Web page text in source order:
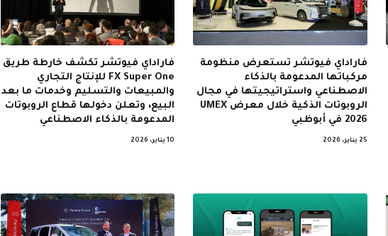
فاراداي فيوتشر تستعرض منظومة
مركباتها المدعومة بالذكاء
الاصطناعي واستراتيجيتها في مجال
الروبوتات الذكية خلال معرض UMEX
2026 في أبوظبي
25 يناير، 2026
فاراداي فيوتشر تكشف خارطة طريق
FX Super One للإنتاج التجاري
والمبيعات والتسليم وخدمات ما بعد
البيع، وتعلن دخولها قطاع الروبوتات
المدعومة بالذكاء الاصطناعي
10 يناير، 2026